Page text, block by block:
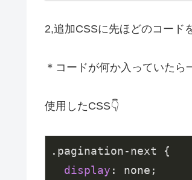
2,追加CSSに先ほどのコード
＊コードが何か入っていたら
使用したCSS👇
.pagination-next {
display : none;